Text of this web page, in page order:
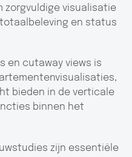
zorgvuldige visualisatie
en status
en cutaway views is
bieden in de verticale
binnen het
zijn essentiële